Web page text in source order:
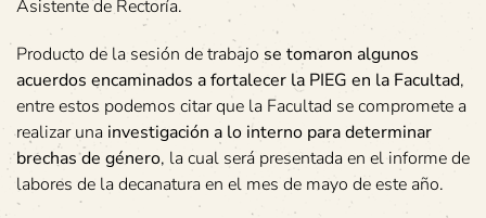
Asistente de Rectoría.
Producto de la sesión de trabajo se tomaron algunos
acuerdos encaminados a fortalecer la PIEG en la Facultad,
entre estos podemos citar que la Facultad se compromete a
realizar una investigación a lo interno para determinar
brechas de género, la cual será presentada en el informe de
labores de la decanatura en el mes de mayo de este año.